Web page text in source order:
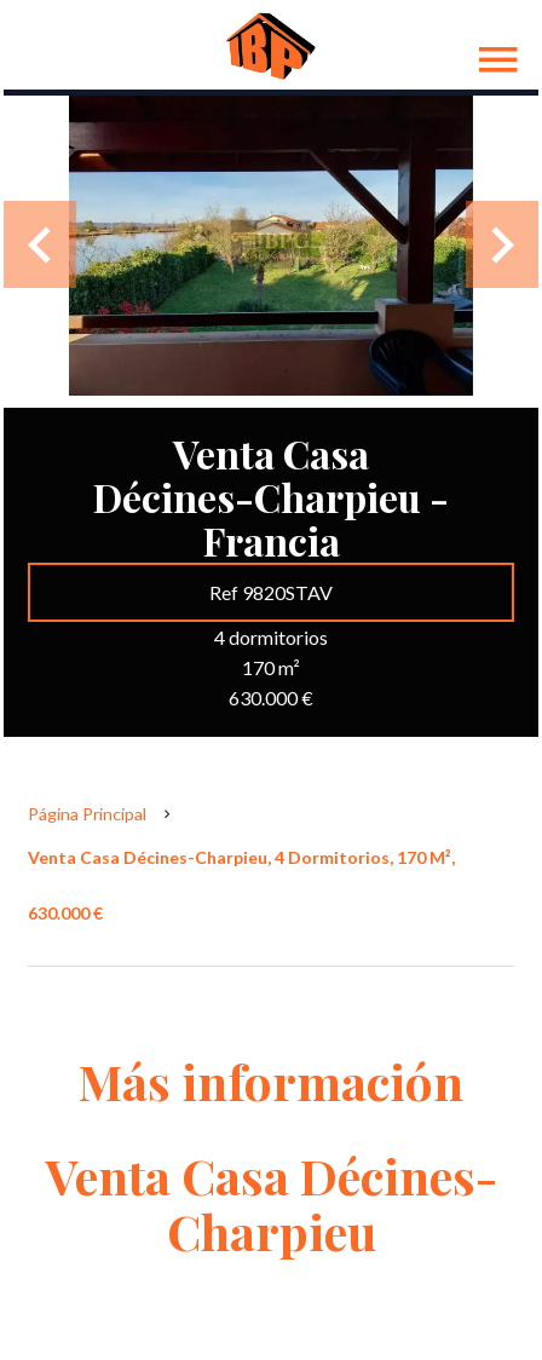
Venta Casa
Décines-Charpieu -
Francia
Ref 9820STAV
4 dormitorios
170 m²
630.000 €
Página Principal
Venta Casa Décines-Charpieu, 4 Dormitorios, 170 M²,
630.000 €
Más información
Venta Casa Décines-
Charpieu